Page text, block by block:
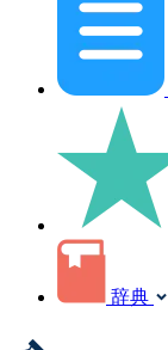
辞典